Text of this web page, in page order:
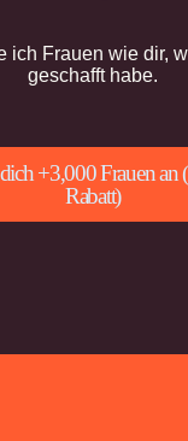
ich Frauen wie dir,
geschafft habe.
+3,000 Frauen an
Rabatt)